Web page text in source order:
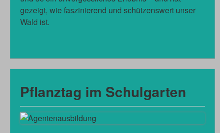
gezeigt, wie faszinierend und schützenswert unser
Wald ist.
Pflanztag im Schulgarten